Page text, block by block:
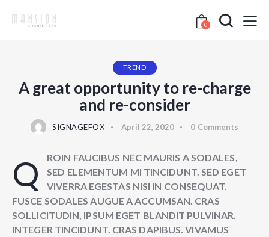
0
TREND
A great opportunity to re-charge
and re-consider
SIGNAGEFOX April 22, 2020 0 Comments
QROIN FAUCIBUS NEC MAURIS A SODALES,
SED ELEMENTUM MI TINCIDUNT. SED EGET
VIVERRA EGESTAS NISI IN CONSEQUAT.
FUSCE SODALES AUGUE A ACCUMSAN. CRAS
SOLLICITUDIN, IPSUM EGET BLANDIT PULVINAR.
INTEGER TINCIDUNT. CRAS DAPIBUS. VIVAMUS